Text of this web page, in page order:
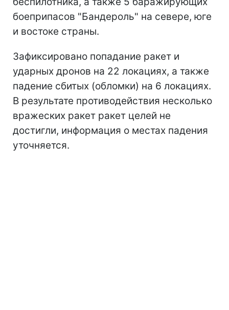
боеприпасов "Бандероль" на севере, юге
и востоке страны.
Зафиксировано попадание ракет и
ударных дронов на 22 локациях, а также
падение сбитых (обломки) на 6 локациях.
В результате противодействия несколько
вражеских ракет ракет целей не
достигли, информация о местах падения
уточняется.